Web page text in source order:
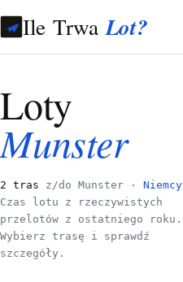
Ile TrwaLot?
Loty
Munster
2 tras z/do Munster · Niemcy
Czas lotu z rzeczywistych
przelotów z ostatniego roku.
Wybierz trasę i sprawdź
szczegóły.